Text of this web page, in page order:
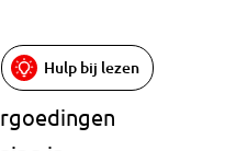
Hulp bij lezen